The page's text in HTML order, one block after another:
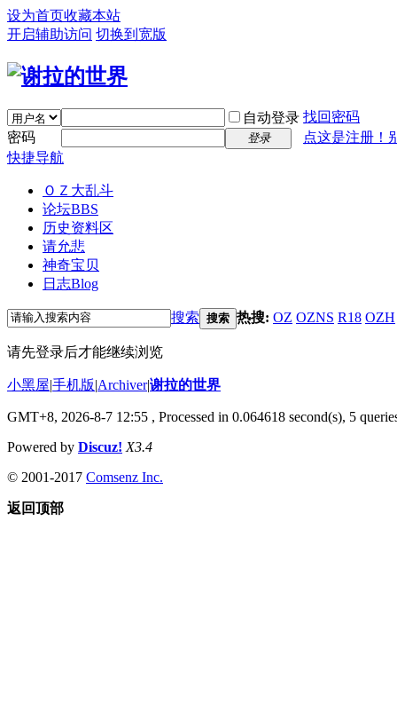
设为首页收藏本站
开启辅助访问 切换到宽版
自动登录 找回密码
密码
登录
点这是注册！
快捷导航
ＯＺ大乱斗
论坛BBS
历史资料区
请允悲
神奇宝贝
日志Blog
搜索 搜索 热搜: OZ OZNS R18 OZH
请先登录后才能继续浏览
小黑屋|手机版|Archiver|谢拉的世界
GMT+8, 2026-8-7 12:55 , Processed in 0.064618 second(s), 5
Powered by Discuz! X3.4
© 2001-2017 Comsenz Inc.
返回顶部